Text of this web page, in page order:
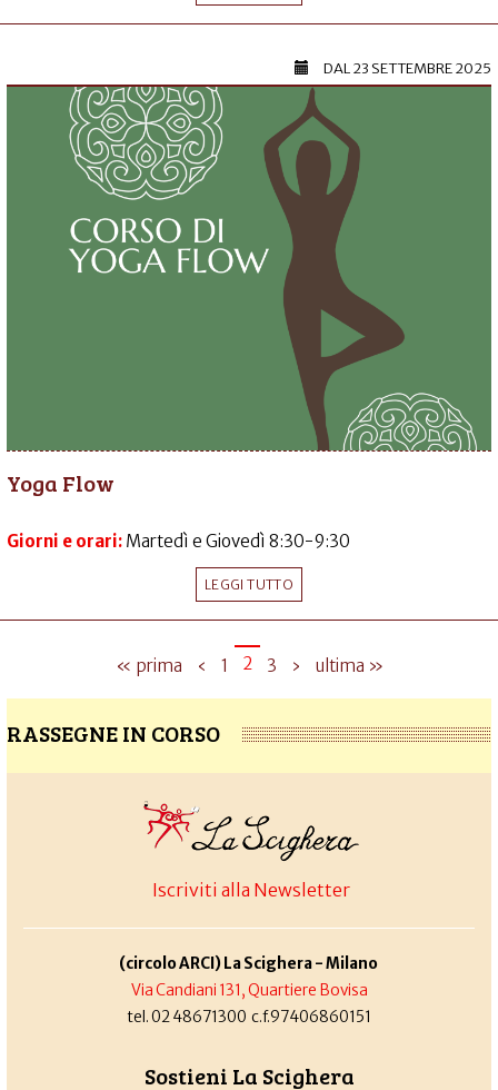
DAL23 SETTEMBRE 2025
Yoga Flow
Giorni e orari: Martedì e Giovedì 8:30-9:30
LEGGI TUTTO
« prima ‹ 1 2 3 › ultima »
RASSEGNE IN CORSO
Iscriviti alla Newsletter
(circolo ARCI) La Scighera - Milano
Via Candiani 131, Quartiere Bovisa
tel. 02 48671300 c.f.97406860151
Sostieni La Scighera